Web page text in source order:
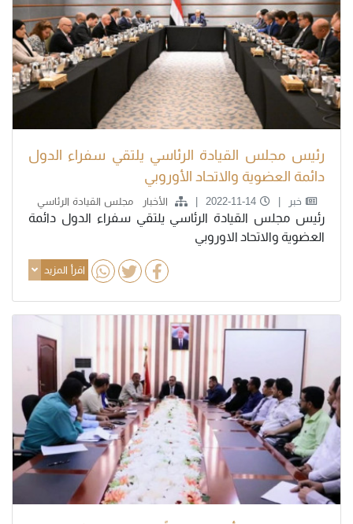
رئيس مجلس القيادة الرئاسي يلتقي سفراء الدول
دائمة العضوية والاتحاد الأوروبي
خبر 2022-11-14 الأخبار مجلس القيادة الرئاسي
رئيس مجلس القيادة الرئاسي يلتقي سفراء الدول دائمة
العضوية والاتحاد الاوروبي
اقرأ المزيد